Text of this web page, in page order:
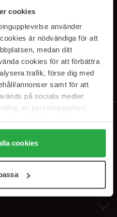
cookies
använder
är nödvändiga för att
medan ditt
cookies för att förbättra
trafik, förse dig med
annonser samt för att
på sociala medier
av personuppgifter).
alla cookies" accepterar du
"Detaljer" kan anpassa
kan när som helst återkalla
cookies
VÅRA
du vårIntegritetspolicy.